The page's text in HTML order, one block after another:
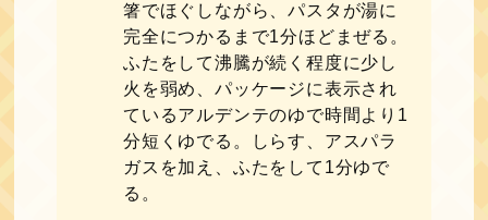
箸でほぐしながら、パスタが湯に
完全につかるまで1分ほどまぜる。
ふたをして沸騰が続く程度に少し
火を弱め、パッケージに表示され
ているアルデンテのゆで時間より1
分短くゆでる。しらす、アスパラ
ガスを加え、ふたをして1分ゆで
る。